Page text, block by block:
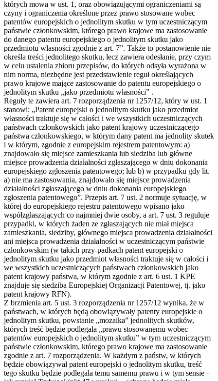
których mowa w ust. 1, oraz obowiązującymi ograniczeniami są
czyny i ograniczenia określone przez prawo stosowane wobec
patentów europejskich o jednolitym skutku w tym uczestniczącym
państwie członkowskim, którego prawo krajowe ma zastosowanie
do danego patentu europejskiego o jednolitym skutku jako
przedmiotu własności zgodnie z art. 7”. Także to postanowienie nie
określa treści jednolitego skutku, lecz zawiera odesłanie, przy czym
w celu ustalenia zbioru przepisów, do których odsyła wyrażona w
nim norma, niezbędne jest przedstawienie reguł określających
prawo krajowe mające zastosowanie do patentu europejskiego o
jednolitym skutku „jako przedmiotu własności” .
Reguły te zawiera art. 7 rozporządzenia nr 1257/12, który w ust. 1
stanowi: „Patent europejski o jednolitym skutku jako przedmiot
własności traktuje się w całości i we wszystkich uczestniczących
państwach członkowskich jako patent krajowy uczestniczącego
państwa członkowskiego, w którym dany patent ma jednolity skutek
i w którym, zgodnie z europejskim rejestrem patentowym: a)
znajdowało się miejsce zamieszkania lub siedziba lub główne
miejsce prowadzenia działalności zgłaszającego w dniu dokonania
europejskiego zgłoszenia patentowego; lub b) w przypadku gdy lit.
a) nie ma zastosowania, znajdowało się miejsce prowadzenia
działalności zgłaszającego w dniu dokonania europejskiego
zgłoszenia patentowego”. Przepis art. 7 ust. 2 normuje sytuację, w
której do europejskiego rejestru patentowego wpisano jako
współzgłaszających co najmniej dwie osoby, a art. 7 ust. 3 reguluje
przypadki, w których żaden ze zgłaszających nie miał miejsca
zamieszkania, siedziby, głównego miejsca prowadzenia działalności
ani miejsca prowadzenia działalności w uczestniczącym państwie
członkowskim (w takich przy-padkach patent europejski o
jednolitym skutku jako przedmiot własności traktuje się w całości i
we wszystkich uczestniczących państwach członkowskich jako
patent krajowy państwa, w którym zgodnie z art. 6 ust. 1 KPE
znajduje się siedziba Europejskiej Organizacji Patentowej, tj. jako
patent krajowy RFN).
Z brzmienia art. 5 ust. 3 rozporządzenia nr 1257/12 wynika, że w
państwach, w których będą obowiązywały patenty europejskie o
jednolitym skutku, powstanie „mozaika” jednolitych skutków,
których treść będzie podlegała „prawu stosowanemu wobec
patentów europejskich o jednolitym skutku” w tym uczestniczącym
państwie członkowskim, którego prawo krajowe ma zastosowanie
zgodnie z art. 7 rozporządzenia. W każdym z państw, w których
będzie obowiązywał patent europejski o jednolitym skutku, treść
tego skutku będzie podlegała temu samemu prawu i w tym sensie –